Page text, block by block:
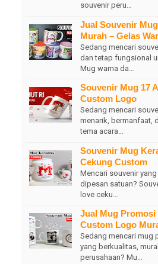
souvenir peru…
Jual Souvenir
Murah – Gelas
Sedang mencari
dan tetap fungsional
Mug warna da…
Souvenir Mug 17
Custom Logo
Sedang mencari
menarik, bermanfaat,
tema acara…
Souvenir Mug
Cekung Custom
Mencari souvenir
dipesan satuan?
love ceku…
Jual Mug Promosi
Custom Logo
Sedang mencari mug
yang berkualitas,
perusahaan? Mu…